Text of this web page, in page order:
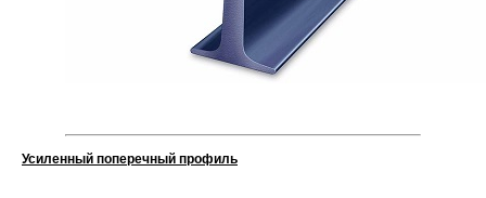
Усиленный поперечный профиль